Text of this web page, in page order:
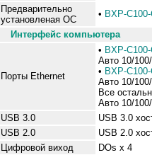
Предварительно
установленая ОС
• BXP-
Интерфейс компьютера
Порты Ethernet
• BXP-
Авто 10/
• BXP-
Авто 10/
Все
Авто 10/
USB 3.0
USB 3.0
USB 2 .0 USB 2 .0
Цифровой виход
DOs x 4